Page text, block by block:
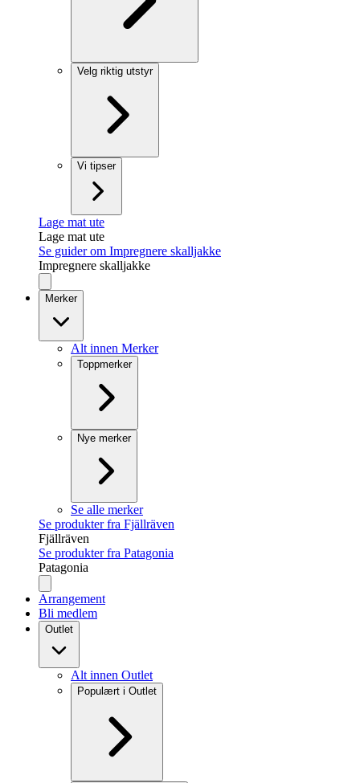
Velg riktig utstyr
Vi tipser
Lage mat ute
Lage mat ute
Se guider om Impregnere skalljakke
Impregnere skalljakke
Merker
Alt innen Merker
Toppmerker
Nye merker
Se alle merker
Se produkter fra Fjällräven
Fjällräven
Se produkter fra Patagonia
Patagonia
Arrangement
Bli medlem
Outlet
Alt innen Outlet
Populært i Outlet